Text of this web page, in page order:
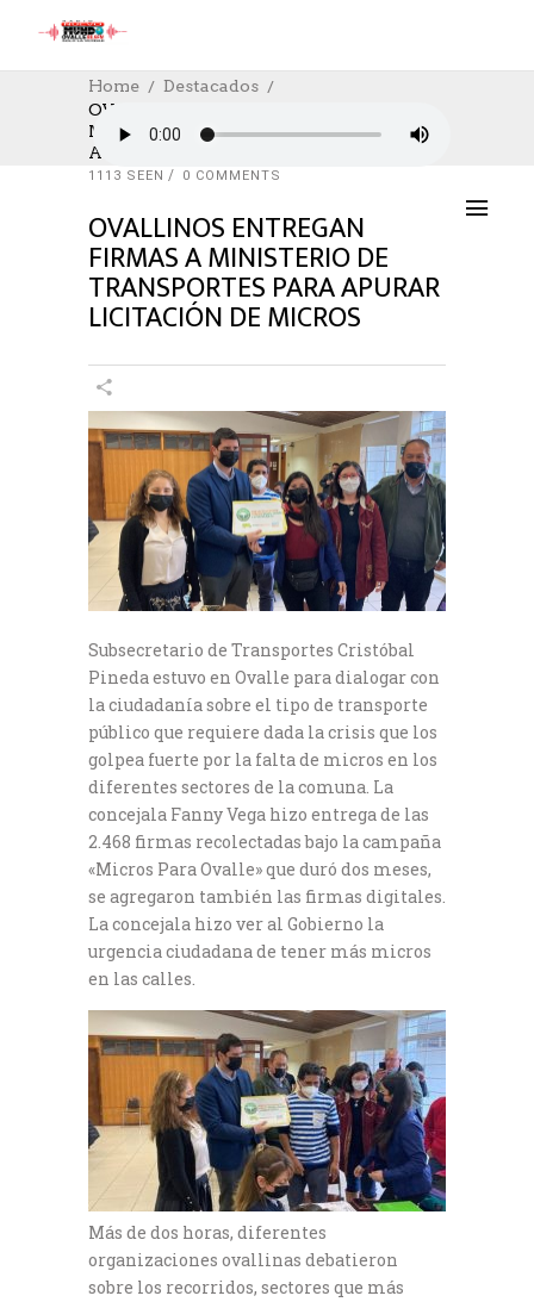
Home
Destacados
OVALLINOS ENTREGAN FIRMAS A
MINISTERIO DE TRANSPORTES PARA
APURAR LICITACIÓN DE MICROS
DESTACADOS NOTICIAS,POLÍTICA
24/08/2022
1113 SEEN
0 COMMENTS
OVALLINOS ENTREGAN
FIRMAS A MINISTERIO DE
TRANSPORTES PARA APURAR
LICITACIÓN DE MICROS
Subsecretario de Transportes Cristóbal
Pineda estuvo en Ovalle para dialogar con
la ciudadanía sobre el tipo de transporte
público que requiere dada la crisis que los
golpea fuerte por la falta de micros en los
diferentes sectores de la comuna. La
concejala Fanny Vega hizo entrega de las
2.468 firmas recolectadas bajo la campaña
«Micros Para Ovalle» que duró dos meses,
se agregaron también las firmas digitales.
La concejala hizo ver al Gobierno la
urgencia ciudadana de tener más micros
en las calles.
Más de dos horas, diferentes
organizaciones ovallinas debatieron
sobre los recorridos, sectores que más